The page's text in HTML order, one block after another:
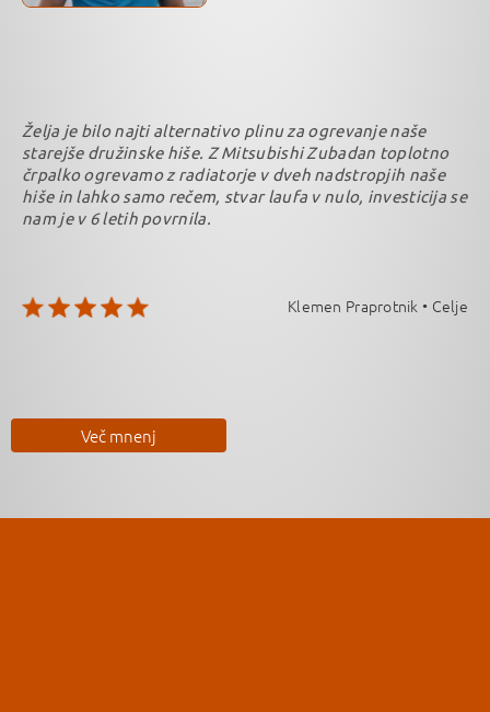
Želja je bilo najti alternativo plinu za ogrevanje naše
starejše družinske hiše. Z Mitsubishi Zubadan toplotno
črpalko ogrevamo z radiatorje v dveh nadstropjih naše
hiše in lahko samo rečem, stvar laufa v nulo, investicija se
nam je v 6 letih povrnila.
Klemen Praprotnik • Celje
Več mnenj